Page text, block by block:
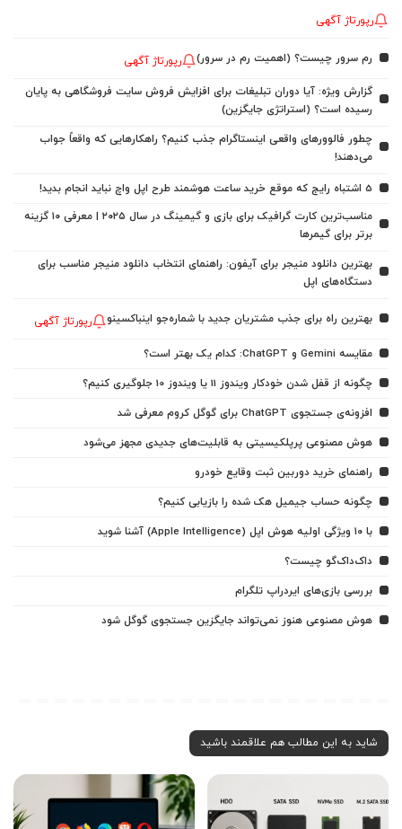
رپورتاژ آگهی
رم سرور چیست؟ (اهمیت رم در سرور) رپورتاژ آگهی
گزارش ویژه: آیا دوران تبلیغات برای افزایش فروش سایت فروشگاهی به پایان
رسیده است؟ (استراتژی جایگزین)
چطور فالوورهای واقعی اینستاگرام جذب کنیم؟ راهکارهایی که واقعاً جواب
می‌دهند!
5 اشتباه رایج که موقع خرید ساعت هوشمند طرح اپل واچ نباید انجام بدید!
مناسب‌ترین کارت گرافیک برای بازی و گیمینگ در سال ۲۰۲۵ | معرفی ۱۰ گزینه
برتر برای گیمرها
بهترین دانلود منیجر برای آیفون: راهنمای انتخاب دانلود منیجر مناسب برای
دستگاه‌های اپل
بهترین راه برای جذب مشتریان جدید با شماره‌جو اینباکسینو رپورتاژ آگهی
مقایسه Gemini و ChatGPT: کدام یک بهتر است؟
چگونه از قفل شدن خودکار ویندوز 11 یا ویندوز 10 جلوگیری کنیم؟
افزونه‌ی جستجوی ChatGPT برای گوگل کروم معرفی شد
هوش مصنوعی پرپلکیسیتی به قابلیت‌های جدیدی مجهز می‌شود
راهنمای خرید دوربین ثبت وقایع خودرو
چگونه حساب جیمیل هک شده را بازیابی کنیم؟
با ۱۰ ویژگی اولیه هوش اپل (Apple Intelligence) آشنا شوید
داک‌داک‌گو چیست؟
بررسی بازی‌های ایردراپ تلگرام
هوش مصنوعی هنوز نمی‌تواند جایگزین جستجوی گوگل شود
شاید به این مطالب هم علاقمند باشید